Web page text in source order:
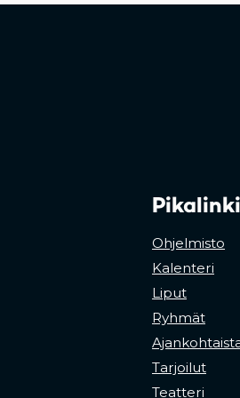
Ohjelmisto
Kalenteri
Liput
Ryhmät
Tarjoilut
Teatteri